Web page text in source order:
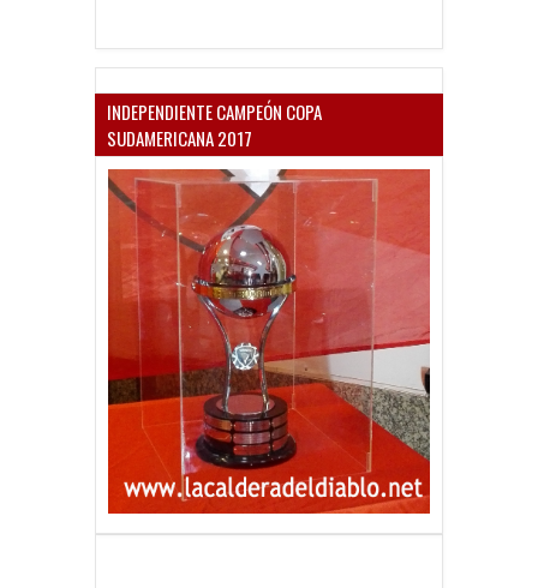
INDEPENDIENTE CAMPEÓN COPA
SUDAMERICANA 2017